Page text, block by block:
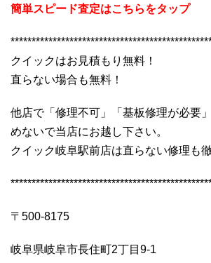
簡単スピード査定はこちらをタップ
クイックはお見積もり無料！
直らない場合も無料！
他店で「修理不可」「基板修理が必要
めないで当店にお越し下さい。
クイック岐阜駅前店は直らない修理も
〒500-8175
岐阜県岐阜市長住町2丁目9-1